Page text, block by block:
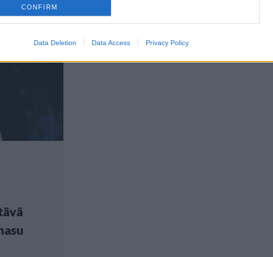
CONFIRM
Data Deletion Data Access Privacy Policy